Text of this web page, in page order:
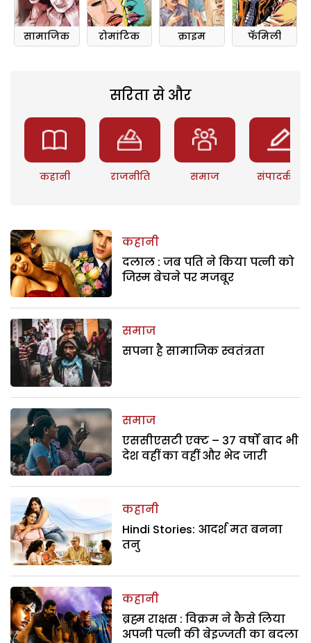
सामाजिक रोमांटिक क्राइम फॅमिली
सरिता से और
कहानी राजनीति समाज संपादकीय
कहानी
दलाल : जब पति ने किया पत्नी को
जिस्म बेचने पर मजबूर
समाज
सपना है सामाजिक स्वतंत्रता
समाज
एससीएसटी एक्ट – 37 वर्षों बाद भी
देश वहीं का वहीं और भेद जारी
कहानी
Hindi Stories: आदर्श मत बनना
तनु
कहानी
ब्रह्म राक्षस : विक्रम ने कैसे लिया
अपनी पत्नी की बेइज्जती का बदला